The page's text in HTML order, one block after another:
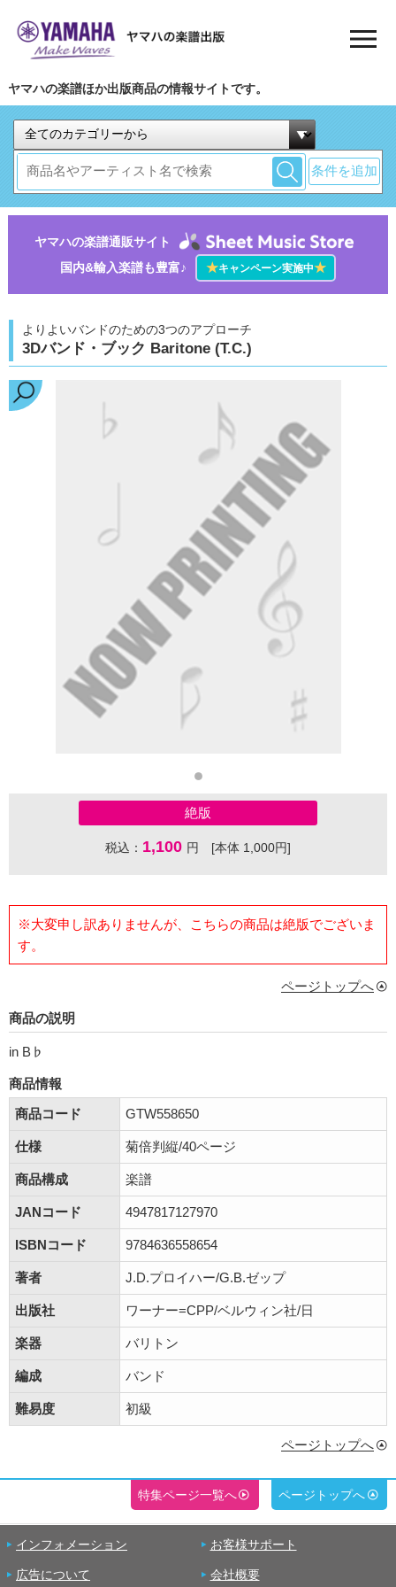
ヤマハの楽譜ほか出版商品の情報サイトです。
条件を追加
ヤマハの楽譜通販サイト
国内&輸入楽譜も豊富♪
★キャンペーン実施中★
よりよいバンドのための3つのアプローチ
3Dバンド・ブック Baritone (T.C.)
絶版
税込： 1,100 円 [本体 1,000円]
※大変申し訳ありませんが、こちらの商品は絶版でございま
す。
ページトップへ
商品の説明
in B♭
商品情報
商品コード
GTW558650
仕様 菊倍判縦/40ページ
商品構成 楽譜
JANコード 4947817127970
ISBNコード 9784636558654
著者 J.D.プロイハー/G.B.ゼップ
出版社 ワーナー=CPP/ベルウィン社/日
楽器 バリトン
編成 バンド
難易度 初級
ページトップへ
特集ページ一覧へ ページトップへ
インフォメーション お客様サポート
広告について 会社概要